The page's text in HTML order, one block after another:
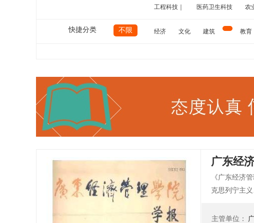
工程科技｜
医药卫生科技 农
快捷分类 不限 经济 文化 建筑 教育
广东经
《广东经济
克思列宁主
扬民族优秀
主管单位：